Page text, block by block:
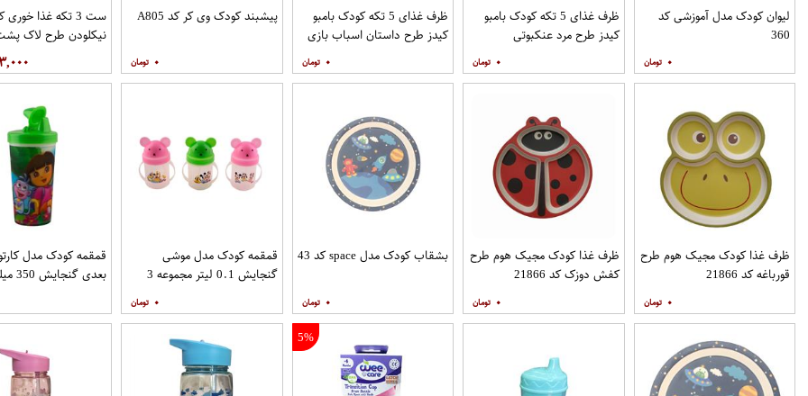
لیوان کودک مدل آموزشی کد
360
۰
ظرف غذای 5 تکه کودک بامبو
کیدز طرح مرد عنکبوتی
۰
ظرف غذای 5 تکه کودک بامبو
کیدز طرح داستان اسباب بازی
۰
پیشبند کودک وی کر کد A805
۰
ست 3 تکه غذا
نیکلودن طرح لاک
ظرف غذا کودک مجیک هوم طرح
قورباغه کد 21866
۰
ظرف غذا کودک مجیک هوم طرح
کفش دوزک کد 21866
۰
بشقاب کودک مدل space کد 43
۰
قمقمه کودک مدل موشی
گنجایش 0.1 لیتر مجموعه 3
۰
بعدی گنجایش 350 میلی لیتر
5%